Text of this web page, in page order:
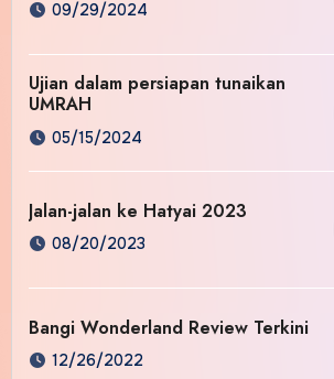
09/29/2024
Ujian dalam persiapan tunaikan
UMRAH
05/15/2024
Jalan-jalan ke Hatyai 2023
08/20/2023
Bangi Wonderland Review Terkini
12/26/2022